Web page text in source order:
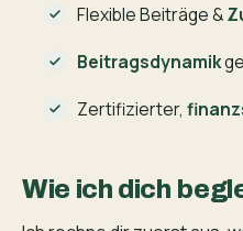
Flexible Beiträge &
Beitragsdynamik
Zertifizierter,
Wie ich dich